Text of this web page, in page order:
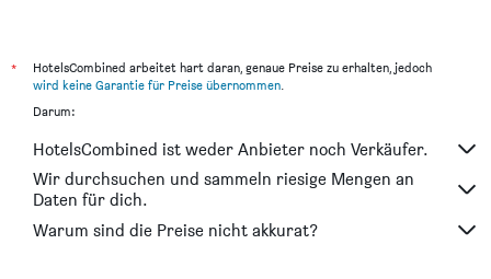
*
HotelsCombined arbeitet hart daran, genaue Preise zu erhalten, jedoch
wird keine Garantie für Preise übernommen.
Darum:
HotelsCombined ist weder Anbieter noch Verkäufer.
Wir durchsuchen und sammeln riesige Mengen an
Daten für dich.
Warum sind die Preise nicht akkurat?